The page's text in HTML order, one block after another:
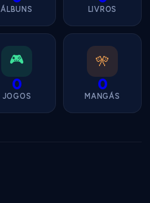
ÁLBUNS LIVROS
🎮
0
JOGOS
🎌
0
MANGÁS